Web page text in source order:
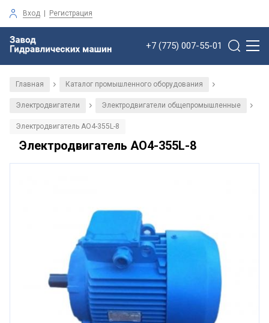
Вход | Регистрация
+7 (775) 007-55-01
Главная / Каталог промышленного оборудования /
Электродвигатели / Электродвигатели общепромышленные /
Электродвигатель АО4-355L-8
Электродвигатель АО4-355L-8